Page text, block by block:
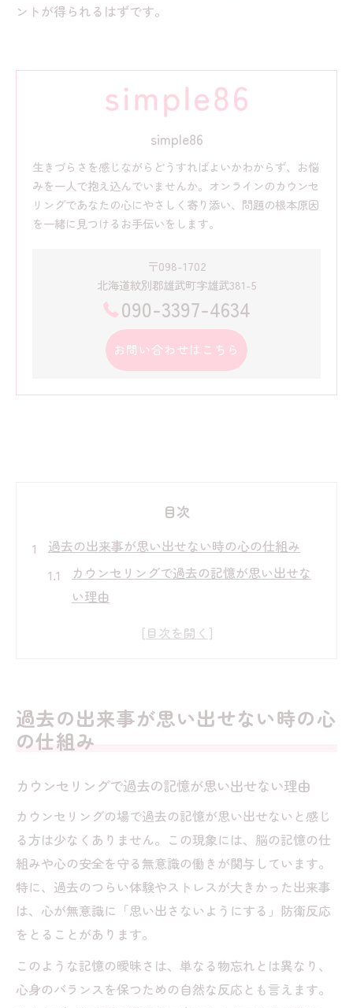
ントが得られるはずです。
simple86
生きづらさを感じながらどうすればよいかわからず、お悩
みを一人で抱え込んでいませんか。オンラインのカウンセ
リングであなたの心にやさしく寄り添い、問題の根本原因
を一緒に見つけるお手伝いをします。
〒098-1702
北海道紋別郡雄武町字雄武381-5
090-3397-4634
お問い合わせはこちら
目次
過去の出来事が思い出せない時の心の仕組み
カウンセリングで過去の記憶が思い出せな
い理由
心の防衛機能とカウンセリングの役割
カウンセリングで解き明かす記憶の曖昧さ
カウンセリングで記憶が曖昧な理由に寄り添う
記憶が曖昧になる背景とカウンセリングの
カウンセリングで過去を無理に掘り下げな
い大切さ
昔の記憶がない人にも寄り添うカウンセリ
ング
過去の記憶があまりない時の安心できる対
話法
カウンセリングで心の整理を進める理由
過去の出来事が思い出せない時の心
の仕組み
カウンセリングで過去の記憶が思い出せない理由
カウンセリングの場で過去の記憶が思い出せないと感じ
る方は少なくありません。この現象には、脳の記憶の仕
組みや心の安全を守る無意識の働きが関与しています。
特に、過去のつらい体験やストレスが大きかった出来事
は、心が無意識に「思い出さないようにする」防衛反応
をとることがあります。
このような記憶の曖昧さは、単なる物忘れとは異なり、
心身のバランスを保つための自然な反応とも言えます。